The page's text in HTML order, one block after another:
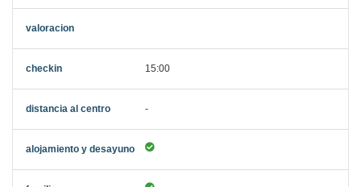
15:00
-